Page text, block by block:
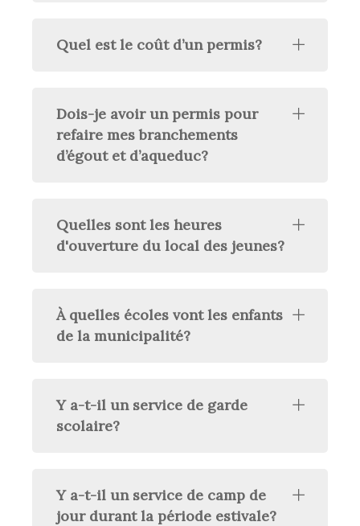
Quel est le coût d’un permis?
Dois-je avoir un permis pour
refaire mes branchements
d’égout et d’aqueduc?
Quelles sont les heures
d'ouverture du local des jeunes?
À quelles écoles vont les enfants
de la municipalité?
Y a-t-il un service de garde
scolaire?
Y a-t-il un service de camp de
jour durant la période estivale?